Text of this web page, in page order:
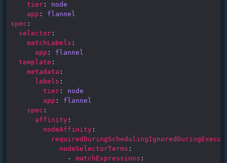
tier :
node
app :
flannel
spec :
selector :
matchLabels :
app :
flannel
template :
metadata :
labels :
tier :
node
app :
flannel
spec :
affinity :
nodeAffinity :
nodeSelectorTerms :
-
matchExpressions :